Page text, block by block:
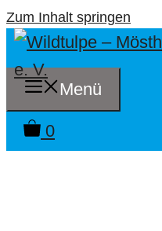
Zum Inhalt springen
Menü
0